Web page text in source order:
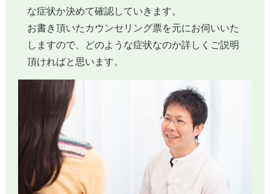
な症状か決めて確認していきます。
お書き頂いたカウンセリング票を元にお伺いいた
しますので、どのような症状なのか詳しくご説明
頂ければと思います。